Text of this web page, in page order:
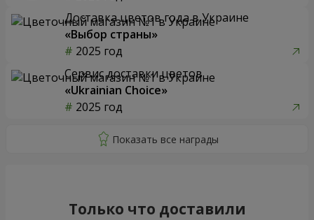
Доставка цветов года в Украине
«Выбор страны»
2025 год
Сервис доставки цветов
«Ukrainian Choice»
2025 год
Только что доставили